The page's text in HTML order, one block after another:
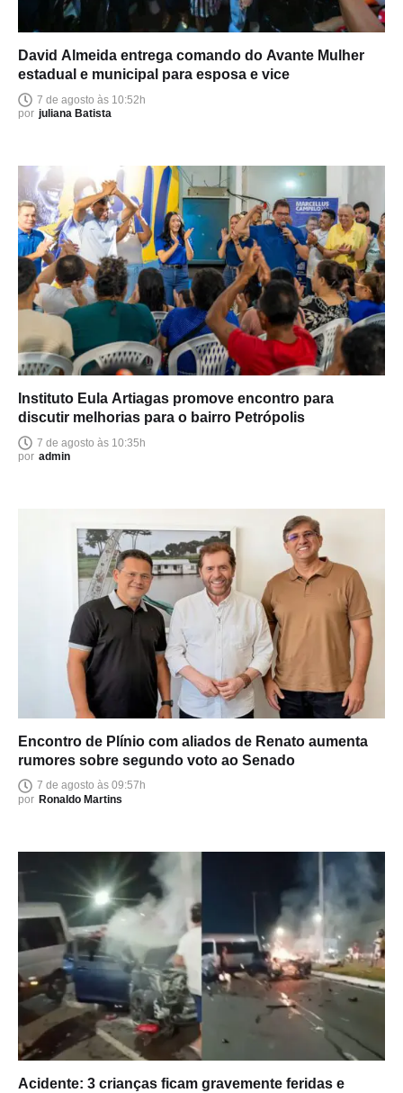
David Almeida entrega comando do Avante Mulher
estadual e municipal para esposa e vice
7 de agosto às 10:52h
por juliana Batista
Instituto Eula Artiagas promove encontro para
discutir melhorias para o bairro Petrópolis
7 de agosto às 10:35h
por admin
Encontro de Plínio com aliados de Renato aumenta
rumores sobre segundo voto ao Senado
7 de agosto às 09:57h
por Ronaldo Martins
Acidente: 3 crianças ficam gravemente feridas e